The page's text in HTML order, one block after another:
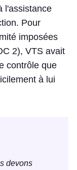
l'assistance
Pour
imposées
2), VTS avait
contrôle que
à lui
devons